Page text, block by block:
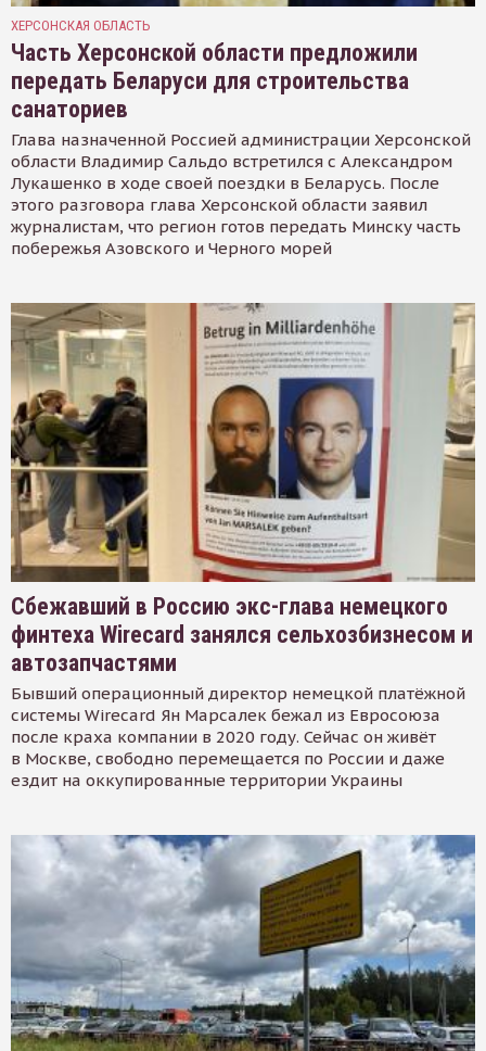
ХЕРСОНСКАЯ ОБЛАСТЬ
Часть Херсонской области предложили
передать Беларуси для строительства
санаториев
Глава назначенной Россией администрации Херсонской
области Владимир Сальдо встретился с Александром
Лукашенко в ходе своей поездки в Беларусь. После
этого разговора глава Херсонской области заявил
журналистам, что регион готов передать Минску часть
побережья Азовского и Черного морей
Сбежавший в Россию экс-глава немецкого
финтеха Wirecard занялся сельхозбизнесом и
автозапчастями
Бывший операционный директор немецкой платёжной
системы Wirecard Ян Марсалек бежал из Евросоюза
после краха компании в 2020 году. Сейчас он живёт
в Москве, свободно перемещается по России и даже
ездит на оккупированные территории Украины